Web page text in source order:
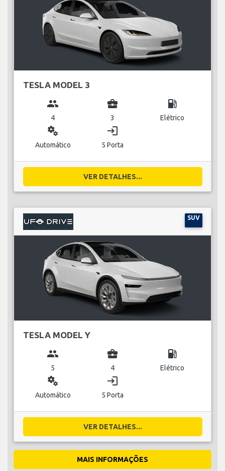
TESLA MODEL 3
group
4
business_center
3
local_gas_station
Elétrico
miscellaneous_services
Automático
login
5 Porta
VER DETALHES...
SUV
TESLA MODEL Y
group
5
business_center
4
local_gas_station
Elétrico
miscellaneous_services
Automático
login
5 Porta
VER DETALHES...
MAIS INFORMAÇÕES